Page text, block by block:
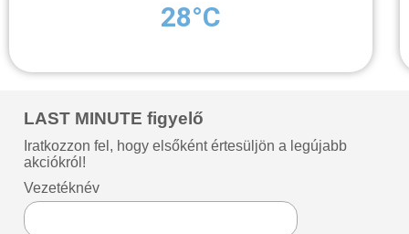
28°C
LAST MINUTE figyelő
Iratkozzon fel, hogy elsőként értesüljön a legújabb
akciókról!
Vezetéknév